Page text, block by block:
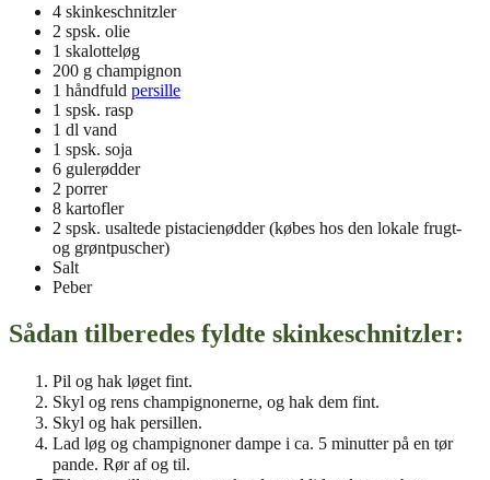
4 skinkeschnitzler
2 spsk. olie
1 skalotteløg
200 g champignon
1 håndfuld persille
1 spsk. rasp
1 dl vand
1 spsk. soja
6 gulerødder
2 porrer
8 kartofler
2 spsk. usaltede pistacienødder (købes hos den lokale frugt-
og grøntpuscher)
Salt
Peber
Sådan tilberedes fyldte skinkeschnitzler:
Pil og hak løget fint.
Skyl og rens champignonerne, og hak dem fint.
Skyl og hak persillen.
Lad løg og champignoner dampe i ca. 5 minutter på en tør
pande. Rør af og til.